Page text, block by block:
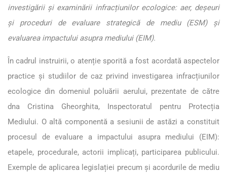
investigării și examinării infracțiunilor ecologice: aer, deșeuri
și proceduri de evaluare strategică de mediu (ESM) și
evaluarea impactului asupra mediului (EIM).
În cadrul instruirii, o atenție sporită a fost acordată aspectelor
practice și studiilor de caz privind investigarea infracțiunilor
ecologice din domeniul poluării aerului, prezentate de către
dna Cristina Gheorghita, Inspectoratul pentru Protecția
Mediului. O altă componentă a sesiunii de astăzi a constituit
procesul de evaluare a impactului asupra mediului (EIM):
etapele, procedurale, actorii implicați, participarea publicului.
Exemple de aplicarea legislației precum și acordurile de mediu